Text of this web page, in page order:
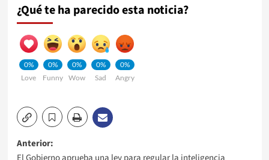
¿Qué te ha parecido esta noticia?
0%
Love
0%
Funny
0%
Wow
0%
Sad
0%
Angry
Navegación
Anterior: